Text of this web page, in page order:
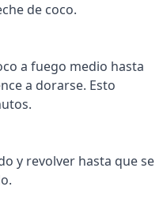
de coco.
a fuego medio hasta
a dorarse. Esto
y revolver hasta que se